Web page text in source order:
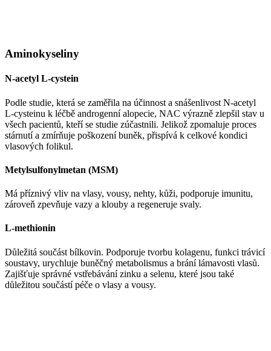
Aminokyseliny
N-acetyl L-cystein
Podle studie, která se zaměřila na účinnost a snášenlivost N-acetyl
L-cysteinu k léčbě androgenní alopecie, NAC výrazně zlepšil stav u
všech pacientů, kteří se studie zúčastnili. Jelikož zpomaluje proces
stárnutí a zmírňuje poškození buněk, přispívá k celkové kondici
vlasových folikul.
Metylsulfonylmetan (MSM)
Má příznivý vliv na vlasy, vousy, nehty, kůži, podporuje imunitu,
zároveň zpevňuje vazy a klouby a regeneruje svaly.
L-methionin
Důležitá součást bílkovin. Podporuje tvorbu kolagenu, funkci trávicí
soustavy, urychluje buněčný metabolismus a brání lámavosti vlasů.
Zajišťuje správné vstřebávání zinku a selenu, které jsou také
důležitou součástí péče o vlasy a vousy.